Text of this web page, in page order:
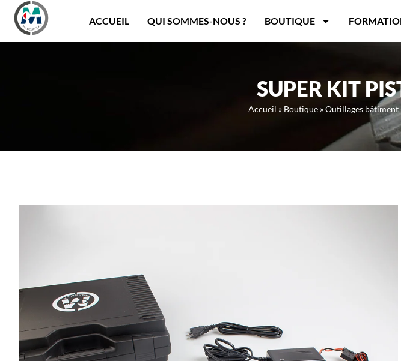
Panneau de gestion des cookies
ACCUEIL
QUI SOMMES-NOUS ? BOUTIQUE
SUPER KIT
Accueil » Boutique»Outillages bâtiment